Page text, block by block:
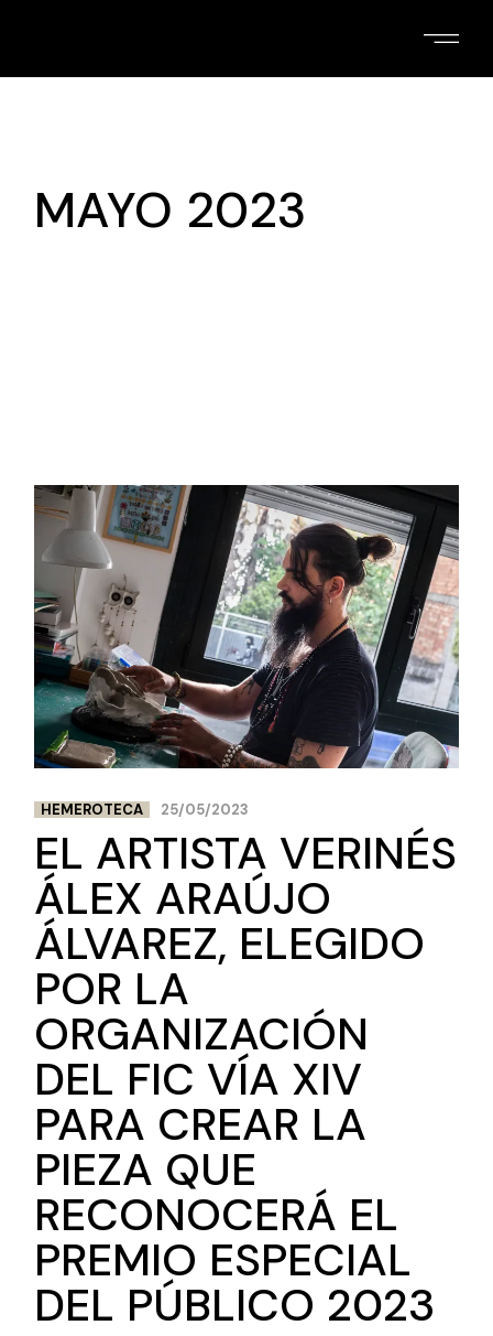
MAYO 2023
HEMEROTECA 25/05/2023
EL ARTISTA VERINÉS
ÁLEX ARAÚJO
ÁLVAREZ, ELEGIDO
POR LA
ORGANIZACIÓN
DEL FIC VÍA XIV
PARA CREAR LA
PIEZA QUE
RECONOCERÁ EL
PREMIO ESPECIAL
DEL PÚBLICO 2023